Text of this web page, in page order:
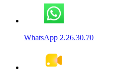
WhatsApp 2.26.30.70